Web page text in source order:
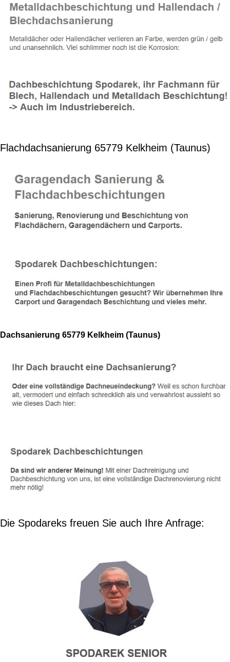
Flachdachsanierung 65779 Kelkheim (Taunus)
Dachsanierung 65779 Kelkheim (Taunus)
Die Spodareks freuen Sie auch Ihre Anfrage: